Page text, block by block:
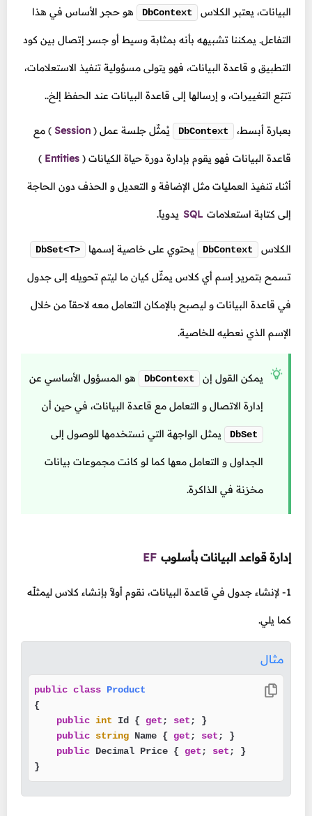
البيانات، يعتبر الكلاس DbContext هو حجر الأساس في هذا
التفاعل. يمكننا تشبيهه بأنه بمثابة وسيط أو جسر إتصال بين كود
التطبيق و قاعدة البيانات، فهو يتولى مسؤولية تنفيذ الاستعلامات،
تتبّع التغييرات، و إرسالها إلى قاعدة البيانات عند الحفظ إلخ..
بعبارة أبسط، DbContext يُمثّل جلسة عمل (
Session
) مع
قاعدة البيانات فهو يقوم بإدارة دورة حياة الكيانات (
Entities
)
أثناء تنفيذ العمليات مثل الإضافة و التعديل و الحذف دون الحاجة
إلى كتابة استعلامات SQL يدوياً.
الكلاس DbContext يحتوي على خاصية إسمها DbSet<T>
تسمح بتمرير إسم أي كلاس يمثّل كيان ما ليتم تحويله إلى جدول
في قاعدة البيانات و ليصبح بالإمكان التعامل معه لاحقاً من خلال
الإسم الذي نعطيه للخاصية.
يمكن القول إن DbContext هو المسؤول الأساسي عن
إدارة الاتصال و التعامل مع قاعدة البيانات، في حين أن
DbSet يمثل الواجهة التي نستخدمها للوصول إلى
الجداول و التعامل معها كما لو كانت مجموعات بيانات
مخزنة في الذاكرة.
إدارة قواعد البيانات بأسلوب EF
1- لإنشاء جدول في قاعدة البيانات، نقوم أولاً بإنشاء كلاس ليمثلّه
كما يلي.
مثال
public class Product
{
public int Id { get ; set ; }
public string Name { get ; set ; }
public Decimal Price { get ; set ; }
}